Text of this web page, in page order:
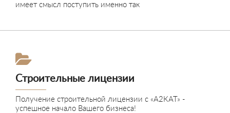
имеет смысл поступить именно так
Строительные лицензии
Получение строительной лицензии с «А2КАТ» -
успешное начало Вашего бизнеса!